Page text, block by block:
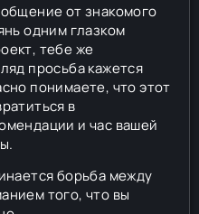
от знакомого
одним глазком
тебе же
просьба кажется
понимаете, что этот
в
и час вашей
борьба между
того, что вы